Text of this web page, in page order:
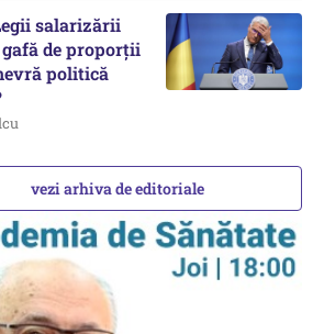
salarizării
de proporții
politică
vezi arhiva de editoriale